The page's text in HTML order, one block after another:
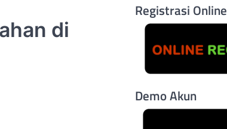
di
Registrasi Online
Demo Akun